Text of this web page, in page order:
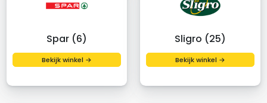
Spar (6)
Bekijk winkel →
Sligro (25)
Bekijk winkel →